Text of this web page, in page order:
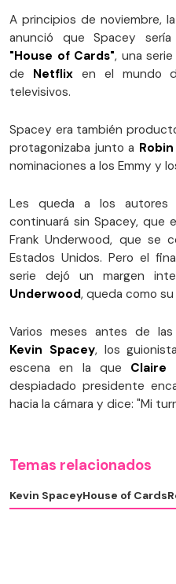
A principios de noviembre,
anunció que Spacey
"House of Cards", una
de Netflix en el mundo
televisivos.
Spacey era también
protagonizaba junto a
nominaciones a los Emmy y
Les queda a los autores
continuará sin Spacey, que
Frank Underwood, que se
Estados Unidos. Pero el
serie dejó un margen
Underwood, queda como
Varios meses antes de las
Kevin Spacey, los
escena en la que Claire
despiadado presidente
hacia la cámara y dice: "Mi
Temas relacionados
Kevin SpaceyHouse of Cards